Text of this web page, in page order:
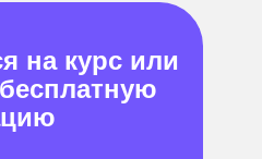
на курс или